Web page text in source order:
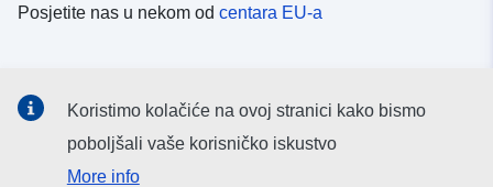
Posjetite nas u nekom od centara EU-a
Potražite kanale EU-a nadruštvenim mrežama
Koristimo kolačiće na ovoj stranici kako bismo
poboljšali vaše korisničko iskustvo
More info